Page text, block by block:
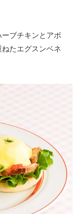
ブチキンとアボ
たエグスンベネ